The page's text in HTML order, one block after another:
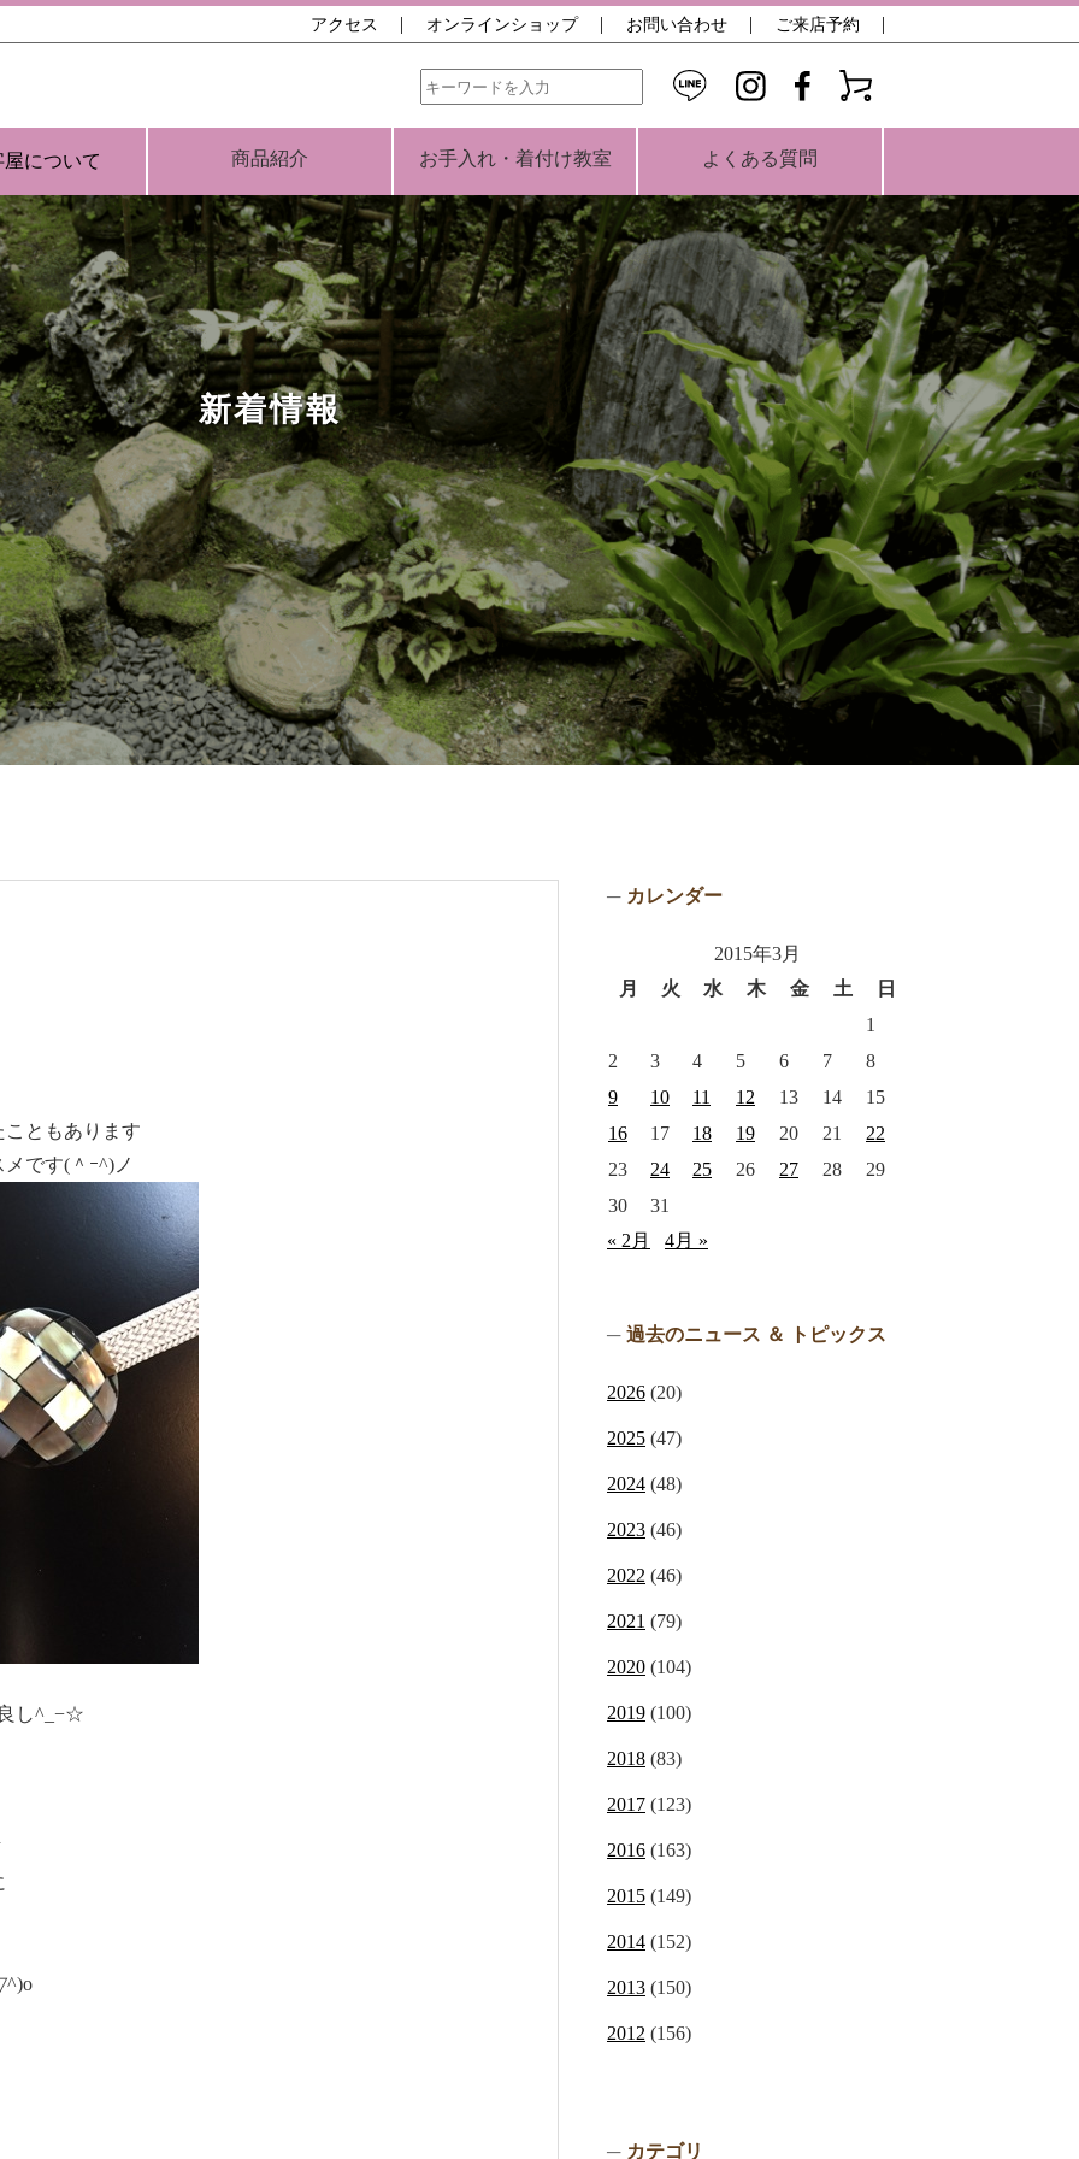
アクセス オンラインショップ お問い合わせ ご来店予約
について 商品紹介 お手入れ・着付け教室 よくある質問
新着情報
ともあります
です(＾ｰ^)ノ
し^_−☆
カレンダー
2015年3月
月
火 水 木 金 土
日
1
2
3 4 5 6 7
8
9
10 11 12 13 14
15
16
17 18 19 20 21
22
23
24 25 26 27 28
29
30
31
« 2月
4月 »
過去のニュース ＆ トピックス
2026 (20)
2025 (47)
2024 (48)
2023 (46)
2022 (46)
2021 (79)
2020 (104)
2019 (100)
2018 (83)
2017 (123)
2016 (163)
2015 (149)
2014 (152)
2013 (150)
2012 (156)
カテゴリ